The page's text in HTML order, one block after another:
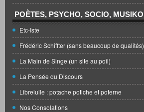
POÈTES, PSYCHO, SOCIO, MUSIKO
Etc-Iste
Frédéric Schiffter (sans beaucoup de qualités)
La Main de Singe (un site au poil)
La Pensée du Discours
Librelulle : potache potiche et poterne
Nos Consolations